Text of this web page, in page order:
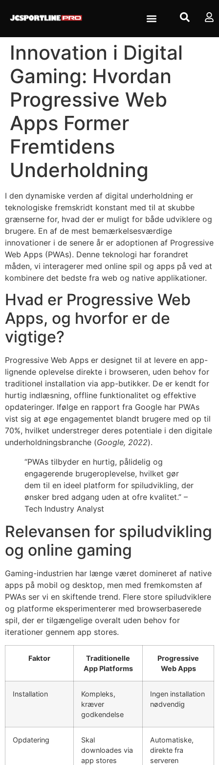
Innovation i Digital
Gaming: Hvordan
Progressive Web
Apps Former
Fremtidens
Underholdning
I den dynamiske verden af digital underholdning er
teknologiske fremskridt konstant med til at skubbe
grænserne for, hvad der er muligt for både udviklere og
brugere. En af de mest bemærkelsesværdige
innovationer i de senere år er adoptionen af Progressive
Web Apps (PWAs). Denne teknologi har forandret
måden, vi interagerer med online spil og apps på ved at
kombinere det bedste fra web og native applikationer.
Hvad er Progressive Web
Apps, og hvorfor er de
vigtige?
Progressive Web Apps er designet til at levere en app-
lignende oplevelse direkte i browseren, uden behov for
traditionel installation via app-butikker. De er kendt for
hurtig indlæsning, offline funktionalitet og effektive
opdateringer. Ifølge en rapport fra Google har PWAs
vist sig at øge engagementet blandt brugere med op til
70%, hvilket understreger deres potentiale i den digitale
underholdningsbranche (Google, 2022).
“PWAs tilbyder en hurtig, pålidelig og
engagerende brugeroplevelse, hvilket gør
dem til en ideel platform for spiludvikling, der
ønsker bred adgang uden at ofre kvalitet.” –
Tech Industry Analyst
Relevansen for spiludvikling
og online gaming
Gaming-industrien har længe været domineret af native
apps på mobil og desktop, men med fremkomsten af
PWAs ser vi en skiftende trend. Flere store spiludviklere
og platforme eksperimenterer med browserbaserede
spil, der er tilgængelige overalt uden behov for
iterationer gennem app stores.
Faktor
Traditionelle
App Platforms
Progressive
Web Apps
Installation
Kompleks,
kræver
godkendelse
Ingen installation
nødvendig
Opdatering
Skal
downloades via
app stores
Automatiske,
direkte fra
serveren